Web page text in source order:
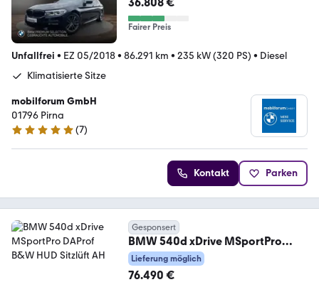
Fairer Preis
Unfallfrei • EZ 05/2018• 86.291 km • 235 kW (320 PS) • Diesel
Klimatisierte Sitze
mobilforum GmbH
01796 Pirna
5 Sterne
(7)
Kontakt Parken
Gesponsert
BMW 540d xDrive MSportPro
DAProf B&W HUD Sitzlüft AH
Lieferung möglich
76.490 €